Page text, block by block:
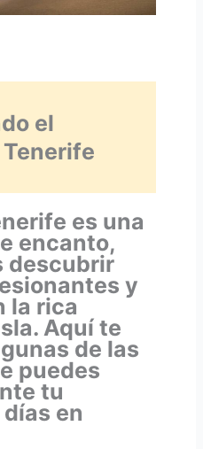
el
es una
encanto,
descubrir
y
la rica
Aquí te
de las
puedes
tu
en